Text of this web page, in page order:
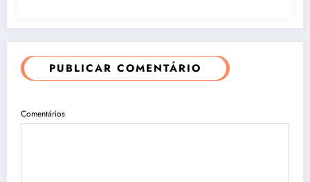
PUBLICAR COMENTÁRIO
Comentários